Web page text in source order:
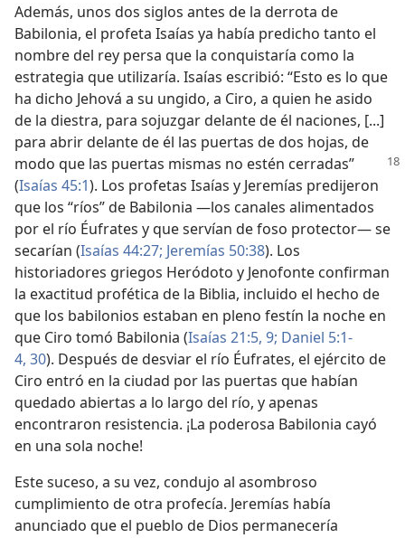
Además, unos dos siglos antes de la derrota de
Babilonia, el profeta Isaías ya había predicho tanto el
nombre del rey persa que la conquistaría como la
estrategia que utilizaría. Isaías escribió: “Esto es lo que
ha dicho Jehová a su ungido, a Ciro, a quien he asido
de la diestra, para sojuzgar delante de él naciones, [...]
para abrir delante de él las puertas de dos hojas, de
modo que las puertas mismas no estén cerradas”
(Isaías 45:1). Los profetas Isaías y Jeremías predijeron
que los “ríos” de Babilonia —los canales alimentados
por el río Éufrates y que servían de foso protector— se
secarían (Isaías 44:27; Jeremías 50:38). Los
historiadores griegos Heródoto y Jenofonte confirman
la exactitud profética de la Biblia, incluido el hecho de
que los babilonios estaban en pleno festín la noche en
que Ciro tomó Babilonia (Isaías 21:5, 9; Daniel 5:1-
4, 30). Después de desviar el río Éufrates, el ejército de
Ciro entró en la ciudad por las puertas que habían
quedado abiertas a lo largo del río, y apenas
encontraron resistencia. ¡La poderosa Babilonia cayó
en una sola noche!
Este suceso, a su vez, condujo al asombroso
cumplimiento de otra profecía. Jeremías había
anunciado que el pueblo de Dios permanecería